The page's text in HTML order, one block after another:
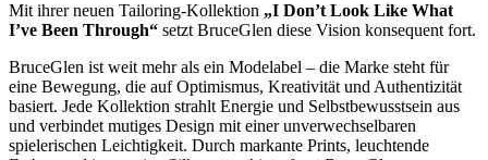
Mit ihrer neuen Tailoring-Kollektion „I Don’t Look Like What
I’ve Been Through“ setzt BruceGlen diese Vision konsequent fort.
BruceGlen ist weit mehr als ein Modelabel – die Marke steht für
eine Bewegung, die auf Optimismus, Kreativität und Authentizität
basiert. Jede Kollektion strahlt Energie und Selbstbewusstsein aus
und verbindet mutiges Design mit einer unverwechselbaren
spielerischen Leichtigkeit. Durch markante Prints, leuchtende